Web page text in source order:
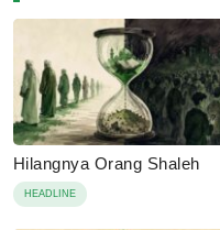
Hilangnya Orang Shaleh
HEADLINE